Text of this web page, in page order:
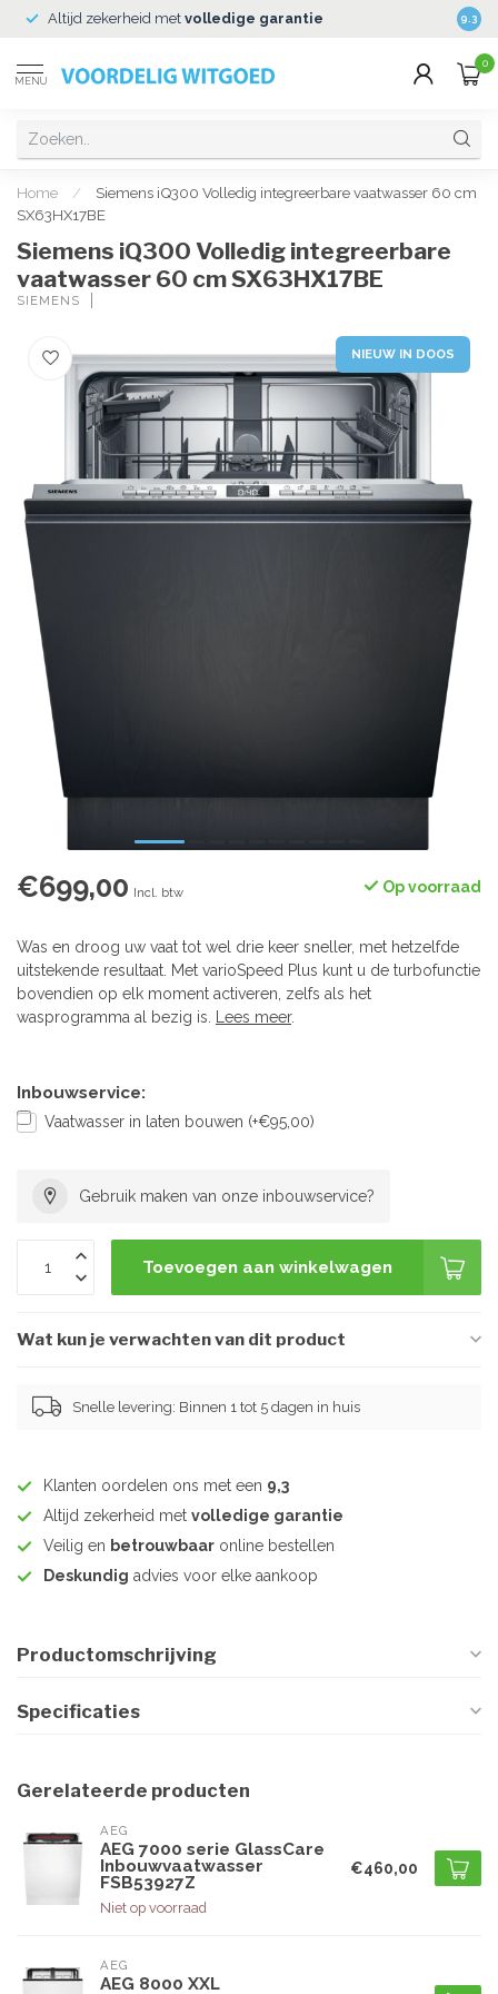
Altijd zekerheid met volledige garantie 9.3
MENU
0
Home /
Siemens iQ300 Volledig integreerbare vaatwasser 60 cm
SX63HX17BE
Siemens iQ300 Volledig integreerbare
vaatwasser 60 cm SX63HX17BE
SIEMENS
NIEUW IN DOOS
€699,00 Incl. btw Op voorraad
Was en droog uw vaat tot wel drie keer sneller, met hetzelfde
uitstekende resultaat. Met varioSpeed ​​Plus kunt u de turbofunctie
bovendien op elk moment activeren, zelfs als het
wasprogramma al bezig is. Lees meer.
Inbouwservice:
Vaatwasser in laten bouwen (+€95,00)
Gebruik maken van onze inbouwservice?
Toevoegen aan winkelwagen
Wat kun je verwachten van dit product
Snelle levering: Binnen 1 tot 5 dagen in huis
Klanten oordelen ons met een 9,3
Altijd zekerheid met volledige garantie
Veilig en betrouwbaar online bestellen
Deskundig advies voor elke aankoop
Productomschrijving
Specificaties
Gerelateerde producten
AEG
AEG 7000 serie GlassCare
Inbouwvaatwasser
FSB53927Z
Niet op voorraad
€460,00
AEG
AEG 8000 XXL